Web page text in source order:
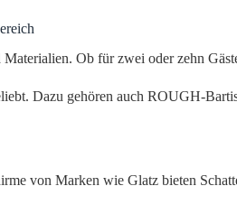
Ob für zwei oder zehn
Dazu gehören auch ROUGH-
von Marken wie Glatz bieten